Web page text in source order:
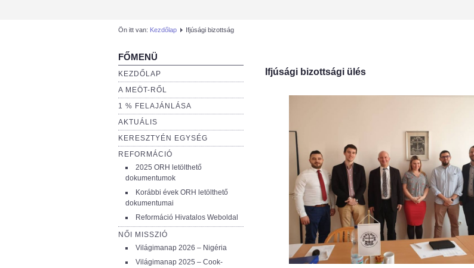
Ön itt van: Kezdőlap Ifjúsági bizottság
FŐMENÜ
KEZDŐLAP
A MEÖT-RŐL
1 % FELAJÁNLÁSA
AKTUÁLIS
KERESZTYÉN EGYSÉG
REFORMÁCIÓ
2025 ORH letölthető
dokumentumok
Korábbi évek ORH letölthető
dokumentumai
Reformáció Hivatalos Weboldal
NŐI MISSZIÓ
Világimanap 2026 – Nigéria
Világimanap 2025 – Cook-
Ifjúsági bizottsági ülés